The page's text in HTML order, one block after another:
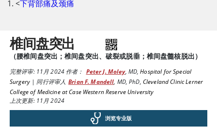
<下背部痛及颈痛
椎间盘突出
（腰椎间盘突出；椎间盘突出、破裂或脱垂；椎间盘髓核脱出）
完整评审:11月 2024作者： Peter J. Moley, MD,Hospital for Special
Surgery| 同行评审人 Brian F. Mandell, MD, PhD, Cleveland Clinic Lerner
College of Medicine at Case Western Reserve University
上次更新: 11月 2024
浏览专业版